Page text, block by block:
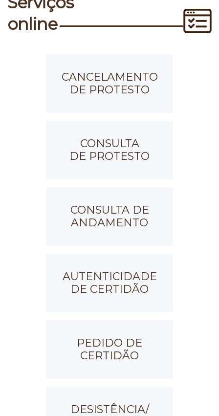
online
CANCELAMENTO
DE PROTESTO
CONSULTA
DE PROTESTO
CONSULTA DE
ANDAMENTO
AUTENTICIDADE
DE CERTIDÃO
PEDIDO DE
CERTIDÃO
DESISTÊNCIA/